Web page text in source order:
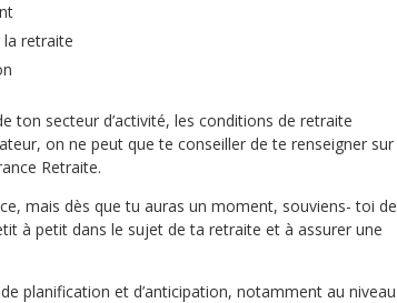
retraite
ton secteur d’activité, les conditions de retraite
on ne peut que te conseiller de te renseigner sur
Retraite.
mais dès que tu auras un moment, souviens- toi de
à petit dans le sujet de ta retraite et à assurer une
planification et d’anticipation, notamment au niveau